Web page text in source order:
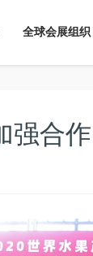
全球会展组织
强合